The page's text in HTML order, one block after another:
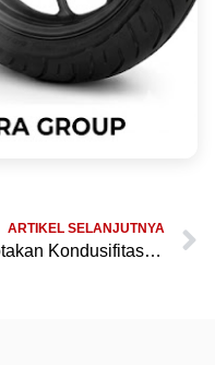
ARTIKEL SELANJUTNYA
Ciptakan Kondusifitas, Bhabinkamtibmas Polsek Bojong Lakukan Patroli Dialogis dengan Pemuda Desa Binaan